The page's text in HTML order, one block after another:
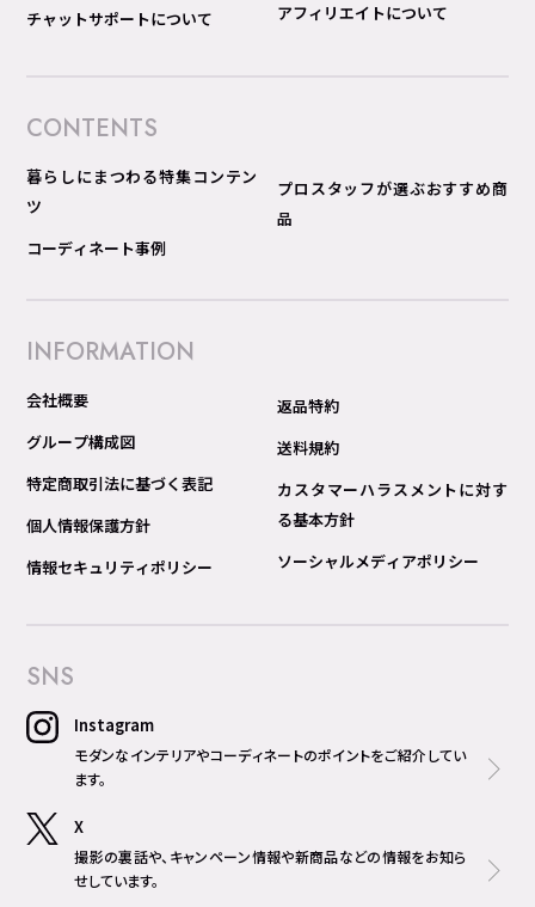
チャットサポートについて
アフィリエイトについて
CONTENTS
暮らしにまつわる特集コンテン
ツ
コーディネート事例
プロスタッフが選ぶおすすめ商
品
INFORMATION
会社概要
グループ構成図
特定商取引法に基づく表記
個人情報保護方針
情報セキュリティポリシー
返品特約
送料規約
カスタマーハラスメントに対す
る基本方針
ソーシャルメディアポリシー
SNS
Instagram
モダンなインテリアやコーディネートのポイントをご紹介してい
ます。
X
撮影の裏話や、キャンペーン情報や新商品などの情報をお知ら
せしています。